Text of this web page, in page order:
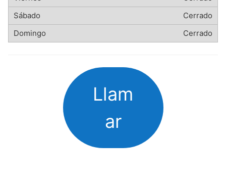
Cerrado
Cerrado
Llam
ar